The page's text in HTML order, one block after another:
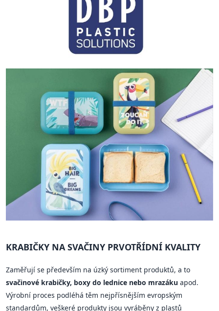
KRABIČKY NA SVAČINY PRVOTŘÍDNÍ KVALITY
Zaměřují se především na úzký sortiment produktů, a to
svačinové krabičky, boxy do lednice nebo mrazáku apod.
Výrobní proces podléhá těm nejpřísnějším evropským
standardům, veškeré produkty jsou vyráběny z plastů